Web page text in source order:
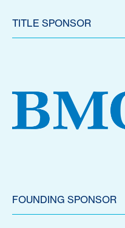
TITLE SPONSOR
FOUNDING SPONSOR